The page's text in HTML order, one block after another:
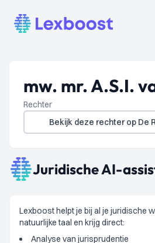
Lexboost
mw. mr. A.S.I.
Rechter
Bekijk deze rechter op De
Juridische AI-
Lexboost helpt je bij al je juridische
natuurlijke taal en krijg direct:
Analyse van jurisprudentie